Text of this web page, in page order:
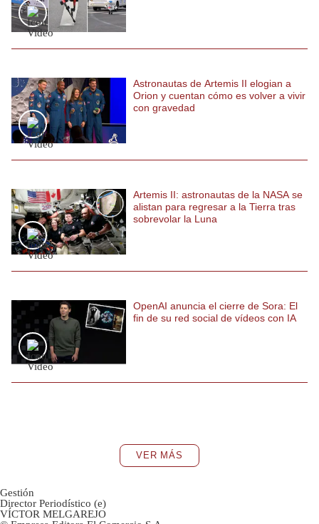
Astronautas de Artemis II elogian a
Orion y cuentan cómo es volver a vivir
con gravedad
Artemis II: astronautas de la NASA se
alistan para regresar a la Tierra tras
sobrevolar la Luna
OpenAI anuncia el cierre de Sora: El
fin de su red social de vídeos con IA
VER MÁS
Gestión
Director Periodístico (e)
VÍCTOR MELGAREJO